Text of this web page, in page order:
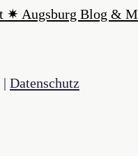
| Datenschutz